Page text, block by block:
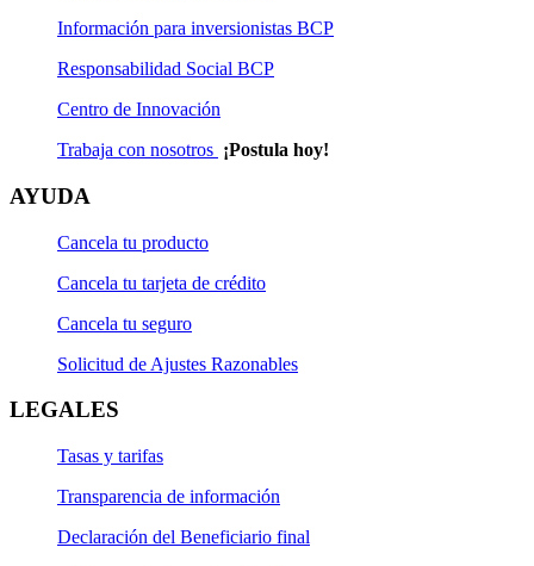
Información para inversionistas BCP
Responsabilidad Social BCP
Centro de Innovación
Trabaja con nosotros ¡Postula hoy!
AYUDA
Cancela tu producto
Cancela tu tarjeta de crédito
Cancela tu seguro
Solicitud de Ajustes Razonables
LEGALES
Tasas y tarifas
Transparencia de información
Declaración del Beneficiario final